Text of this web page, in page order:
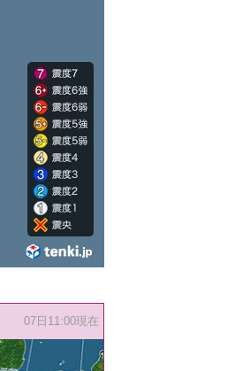
07日11:00現在